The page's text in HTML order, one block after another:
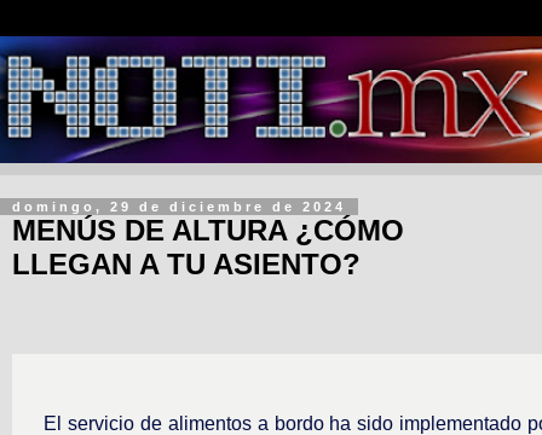
domingo, 29 de diciembre de 2024
MENÚS DE ALTURA ¿CÓMO
LLEGAN A TU ASIENTO?
El servicio de alimentos a bordo ha sido implementado